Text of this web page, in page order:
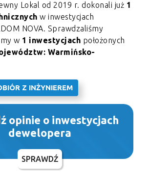
Lokal od 2019 r. dokonali już 1
w inwestycjach
NOVA. Sprawdzaliśmy
w 1 inwestycjach położonych
Warmińsko-
Z INŻYNIEREM
opinie o inwestycjach
dewelopera
SPRAWDŹ